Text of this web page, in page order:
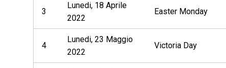
3
Lunedi, 18 Aprile
2022
Easter Monday
4
Lunedi, 23 Maggio
2022
Victoria Day